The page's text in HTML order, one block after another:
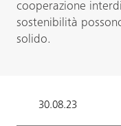
cooperazione
sostenibilità
solido.
30.08.23